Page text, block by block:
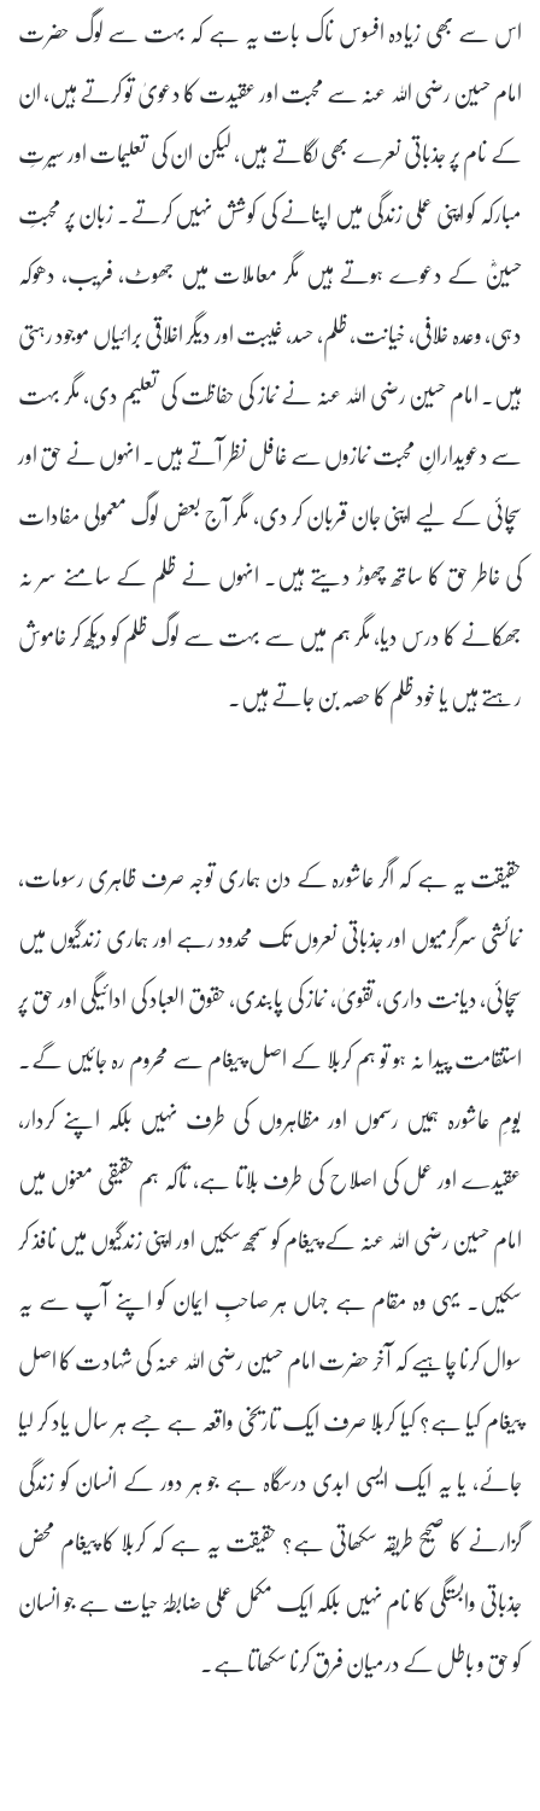
اس سے بھی زیادہ افسوس ناک بات یہ ہے کہ بہت سے لوگ حضرت
امام حسین رضی اللہ عنہ سے محبت اور عقیدت کا دعویٰ تو کرتے ہیں، ان
کے نام پر جذباتی نعرے بھی لگاتے ہیں، لیکن ان کی تعلیمات اور سیرتِ
مبارکہ کو اپنی عملی زندگی میں اپنانے کی کوشش نہیں کرتے۔ زبان پر محبتِ
حسینؓ کے دعوے ہوتے ہیں مگر معاملات میں جھوٹ، فریب، دھوکہ
دہی، وعدہ خلافی، خیانت، ظلم، حسد، غیبت اور دیگر اخلاقی برائیاں موجود رہتی
ہیں۔ امام حسین رضی اللہ عنہ نے نماز کی حفاظت کی تعلیم دی، مگر بہت
سے دعویدارانِ محبت نمازوں سے غافل نظر آتے ہیں۔ انہوں نے حق اور
سچائی کے لیے اپنی جان قربان کر دی، مگر آج بعض لوگ معمولی مفادات
کی خاطر حق کا ساتھ چھوڑ دیتے ہیں۔ انہوں نے ظلم کے سامنے سر نہ
جھکانے کا درس دیا، مگر ہم میں سے بہت سے لوگ ظلم کو دیکھ کر خاموش
رہتے ہیں یا خود ظلم کا حصہ بن جاتے ہیں۔
حقیقت یہ ہے کہ اگر عاشورہ کے دن ہماری توجہ صرف ظاہری رسومات،
نمائشی سرگرمیوں اور جذباتی نعروں تک محدود رہے اور ہماری زندگیوں میں
سچائی، دیانت داری، تقویٰ، نماز کی پابندی، حقوق العباد کی ادائیگی اور حق پر
استقامت پیدا نہ ہو تو ہم کربلا کے اصل پیغام سے محروم رہ جائیں گے۔
یومِ عاشورہ ہمیں رسموں اور مظاہروں کی طرف نہیں بلکہ اپنے کردار،
عقیدے اور عمل کی اصلاح کی طرف بلاتا ہے، تاکہ ہم حقیقی معنوں میں
امام حسین رضی اللہ عنہ کے پیغام کو سمجھ سکیں اور اپنی زندگیوں میں نافذ کر
سکیں۔ یہی وہ مقام ہے جہاں ہر صاحبِ ایمان کو اپنے آپ سے یہ
سوال کرنا چاہیے کہ آخر حضرت امام حسین رضی اللہ عنہ کی شہادت کا اصل
پیغام کیا ہے؟ کیا کربلا صرف ایک تاریخی واقعہ ہے جسے ہر سال یاد کر لیا
جائے، یا یہ ایک ایسی ابدی درسگاہ ہے جو ہر دور کے انسان کو زندگی
گزارنے کا صحیح طریقہ سکھاتی ہے؟ حقیقت یہ ہے کہ کربلا کا پیغام محض
جذباتی وابستگی کا نام نہیں بلکہ ایک مکمل عملی ضابطۂ حیات ہے جو انسان
کو حق و باطل کے درمیان فرق کرنا سکھاتا ہے۔